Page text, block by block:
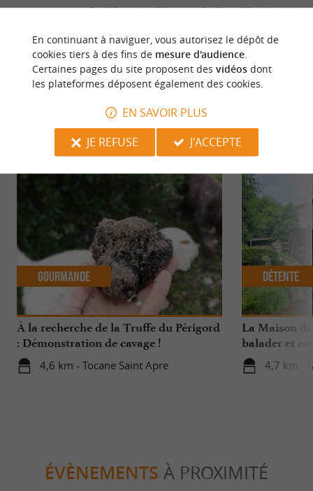
dernière mise à jour :14/06/2026 à 08:32:36
Source : Sirtaqui-Crédit photo : ©OT Périgord
Inattendu -CC BY-NC-ND 4.0
NOUS AVONS TESTÉPOUR VOUS
À la recherche de la Truffe du Périgord
: Démonstration de cavage !
4,6 km - Tocane Saint Apre
Gourmande
La Maison
balader et en
rivière
4,7 km -
Détente
ÉVÈNEMENTS À PROXIMITÉ
En continuant à naviguer, vous autorisez le dépôt de
cookies tiers à des fins de mesure d'audience.
Certaines pages du site proposent des vidéosdont
les plateformes déposent également des cookies.
EN SAVOIR PLUS
JE REFUSE
J'ACCEPTE